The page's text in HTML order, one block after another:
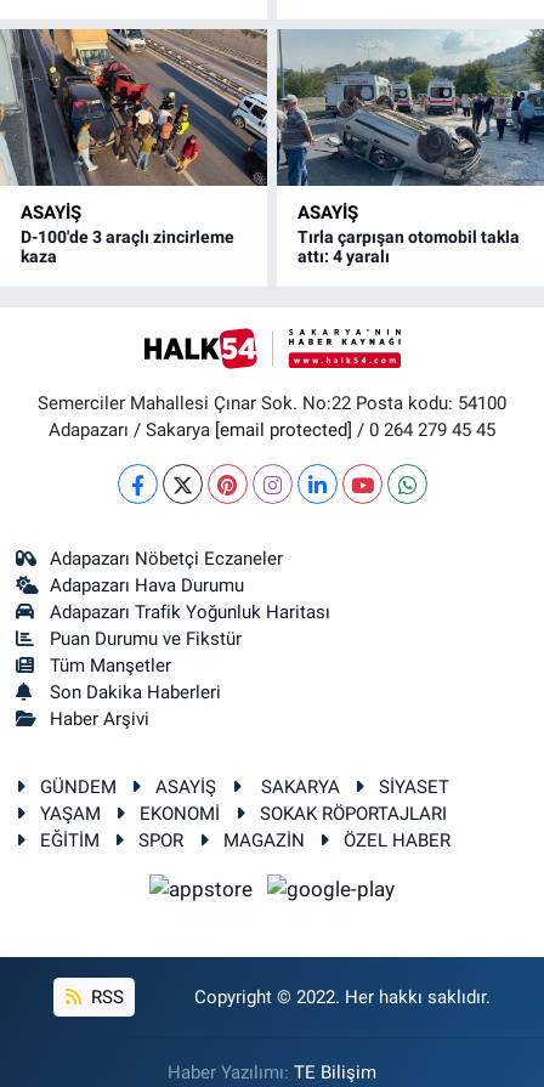
ASAYİŞ
D-100'de 3 araçlı zincirleme
kaza
ASAYİŞ
Tırla çarpışan otomobil takla
attı: 4 yaralı
Semerciler Mahallesi Çınar Sok. No:22 Posta kodu: 54100
Adapazarı / Sakarya [email protected] / 0 264 279 45 45
Adapazarı Nöbetçi Eczaneler
Adapazarı Hava Durumu
Adapazarı Trafik Yoğunluk Haritası
Puan Durumu ve Fikstür
Tüm Manşetler
Son Dakika Haberleri
Haber Arşivi
GÜNDEM ASAYİŞ SAKARYA
SİYASET
YAŞAM
EKONOMİ
SOKAK RÖPORTAJLARI
EĞİTİM
SPOR MAGAZİN ÖZEL HABER
RSS Copyright © 2022. Her hakkı saklıdır.
Haber Yazılımı: TE Bilişim